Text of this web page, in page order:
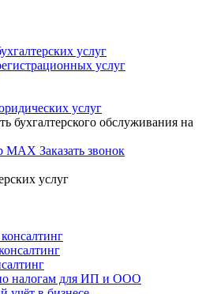
услуг
услуг
услуг
бухгалтерского обслуживания на
MAX Заказать звонок
услуг
налогам для ИП и ООО